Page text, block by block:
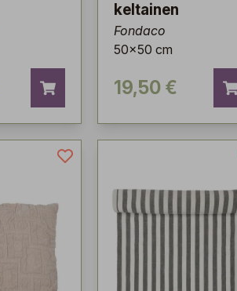
keltainen
Fondaco
50x50 cm
19,50 €